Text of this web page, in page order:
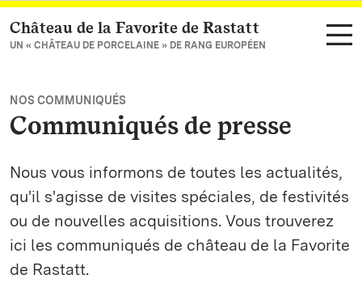
Vers la page d’accueil
Château de la Favorite de Rastatt
UN « CHÂTEAU DE PORCELAINE » DE RANG EUROPÉEN
NOS COMMUNIQUÉS
Communiqués de presse
Nous vous informons de toutes les actualités,
qu'il s'agisse de visites spéciales, de festivités
ou de nouvelles acquisitions. Vous trouverez
ici les communiqués de château de la Favorite
de Rastatt.